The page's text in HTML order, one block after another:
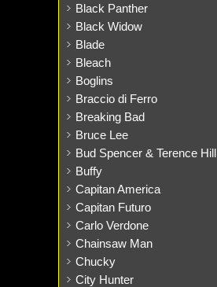
Black Panther
Black Widow
Blade
Bleach
Boglins
Braccio di Ferro
Breaking Bad
Bruce Lee
Bud Spencer & Terence Hill
Buffy
Capitan America
Capitan Futuro
Carlo Verdone
Chainsaw Man
Chucky
City Hunter